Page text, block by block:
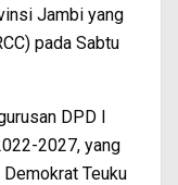
Jambi yang
pada Sabtu
DPD I
2027, yang
Teuku